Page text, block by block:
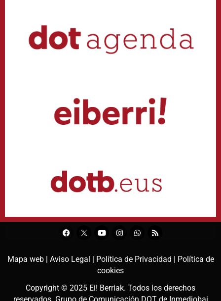
Mapa web | Aviso Legal | Política de Privacidad | Política de
cookies
Copyright © 2025 Ei! Berriak. Todos los derechos